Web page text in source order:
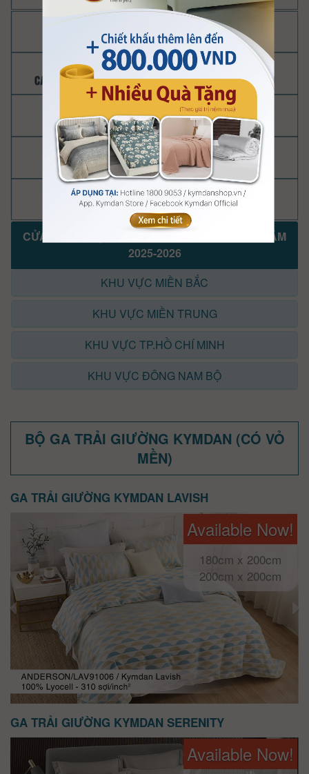
CỬA HÀNG, ĐẠI LÝ KYMDAN KHAI TRƯƠNG NĂM
2025-2026
KHU VỰC MIỀN BẮC
KHU VỰC MIỀN TRUNG
KHU VỰC TP.HỒ CHÍ MINH
KHU VỰC ĐÔNG NAM BỘ
BỘ GA TRẢI GIƯỜNG KYMDAN (CÓ VỎ
MỀN)
GA TRẢI GIƯỜNG KYMDAN LAVISH
Available Now!
180cm x 200cm
200cm x 200cm
GA TRẢI GIƯỜNG KYMDAN SERENITY
Available Now!